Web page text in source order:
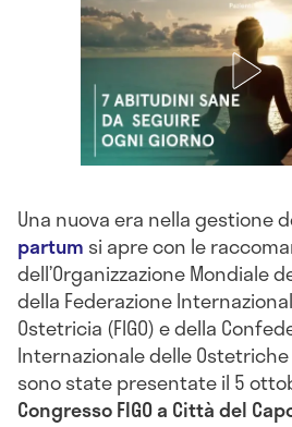
Una nuova era nella gestione
partum si apre con le
dell’Organizzazione Mondiale
della Federazione
Ostetricia (FIGO) e della
Internazionale delle Ostetriche
sono state presentate il 5
Congresso FIGO a Città del